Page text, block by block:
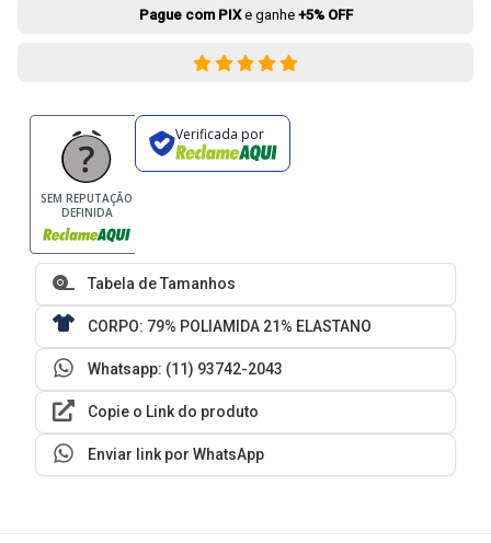
Pague com PIXe ganhe +5% OFF
SEM REPUTAÇÃO
DEFINIDA
Verificada por
Tabela de Tamanhos
CORPO: 79% POLIAMIDA 21% ELASTANO
Whatsapp: (11) 93742-2043
Copie o Link do produto
Enviar link por WhatsApp